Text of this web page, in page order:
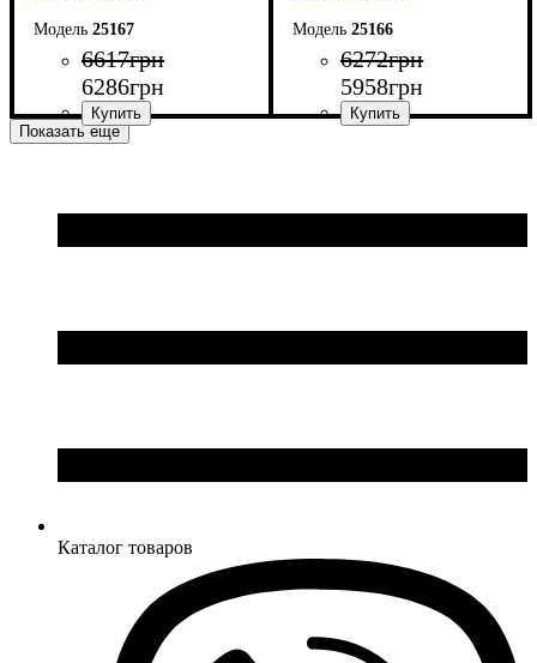
25167
6617грн
6286грн
Глубина: 70 см
25166
6272грн
5958грн
Глубина: 70 см
Показать еще
Каталог товаров